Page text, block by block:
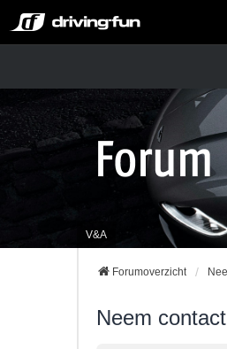
V&A
Forumoverzicht
Neem